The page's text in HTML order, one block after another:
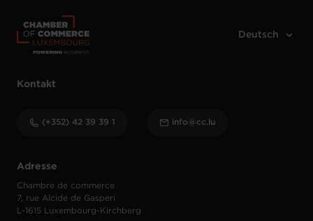
Adresse
Chambre de commerce
7, rue Alcide de Gasperi
L-1615 Luxembourg-Kirchberg
Kontakt
(+352) 42 39 39 1 info@cc.lu